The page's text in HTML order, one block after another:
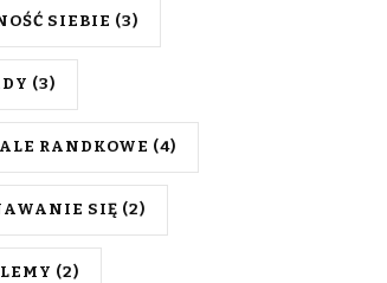
SIEBIE (3)
(3)
RANDKOWE (4)
SIĘ (2)
(2)